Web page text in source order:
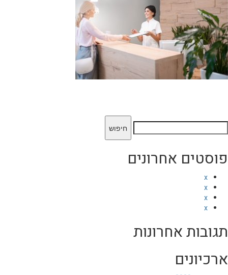
חיפוש:
פוסטים אחרונים
x
x
x
x
תגובות אחרונות
ארכיונים